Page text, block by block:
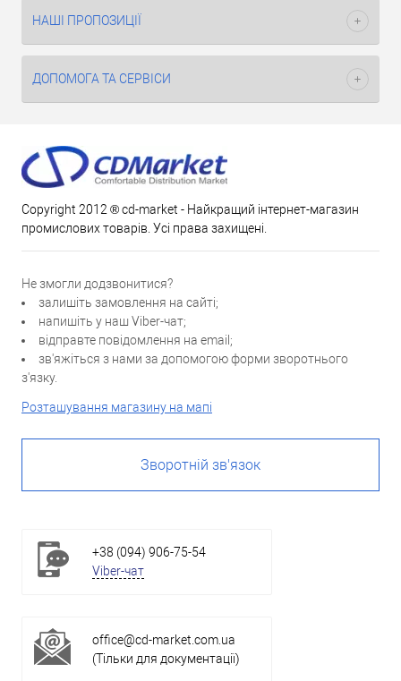
НАШІ ПРОПОЗИЦІЇ
ДОПОМОГА ТА СЕРВІСИ
Copyright 2012 ® cd-market - Найкращий інтернет-магазин
промислових товарів. Усі права захищені.
Не змогли додзвонитися?
залишіть замовлення на сайті;
напишіть у наш Viber-чат;
відправте повідомлення на email;
зв'яжіться з нами за допомогою форми зворотнього
з'язку.
Розташування магазину на мапі
Зворотній зв'язок
+38 (094) 906-75-54
Viber-чат
office@cd-market.com.ua
(Тільки для документації)